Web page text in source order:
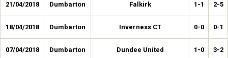
21/04/2018 Dumbarton Falkirk 1-1 2-5
18/04/2018 Dumbarton Inverness CT 0-0 0-1
07/04/2018 Dumbarton Dundee United 1-0 3-2